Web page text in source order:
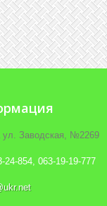
ул. Заводская, №2269
24-854, 063-19-19-777